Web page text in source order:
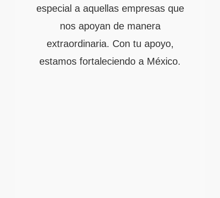
especial a aquellas empresas que
nos apoyan de manera
extraordinaria. Con tu apoyo,
estamos fortaleciendo a México.